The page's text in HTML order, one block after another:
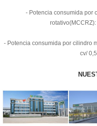
- Potencia consumida por
rotativo(MCCRZ):
- Potencia consumida por cilindro
cv/